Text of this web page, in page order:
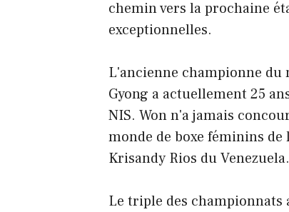
chemin vers la prochaine
exceptionnelles.
L'ancienne championne du
Gyong a actuellement 25
NIS. Won n'a jamais
monde de boxe féminins
Krisandy Rios du Venezuela.
Le triple des championnats